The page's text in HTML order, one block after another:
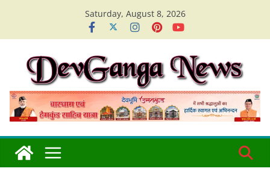
content
Saturday, August 8, 2026